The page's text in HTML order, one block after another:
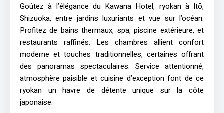
Goûtez à l’élégance du Kawana Hotel, ryokan à Itō,
Shizuoka, entre jardins luxuriants et vue sur l’océan.
Profitez de bains thermaux, spa, piscine extérieure, et
restaurants raffinés. Les chambres allient confort
moderne et touches traditionnelles, certaines offrant
des panoramas spectaculaires. Service attentionné,
atmosphère paisible et cuisine d’exception font de ce
ryokan un havre de détente unique sur la côte
japonaise.